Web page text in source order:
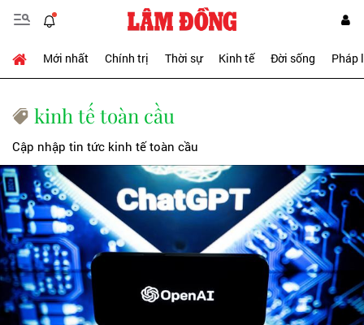
Mới nhất Chính trị Thời sự Kinh tế Đời sống Pháp
kinh tế toàn cầu
Cập nhập tin tức kinh tế toàn cầu